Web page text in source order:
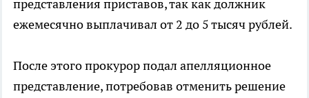
представления приставов, так как должник
ежемесячно выплачивал от 2 до 5 тысяч рублей.
После этого прокурор подал апелляционное
представление, потребовав отменить решение